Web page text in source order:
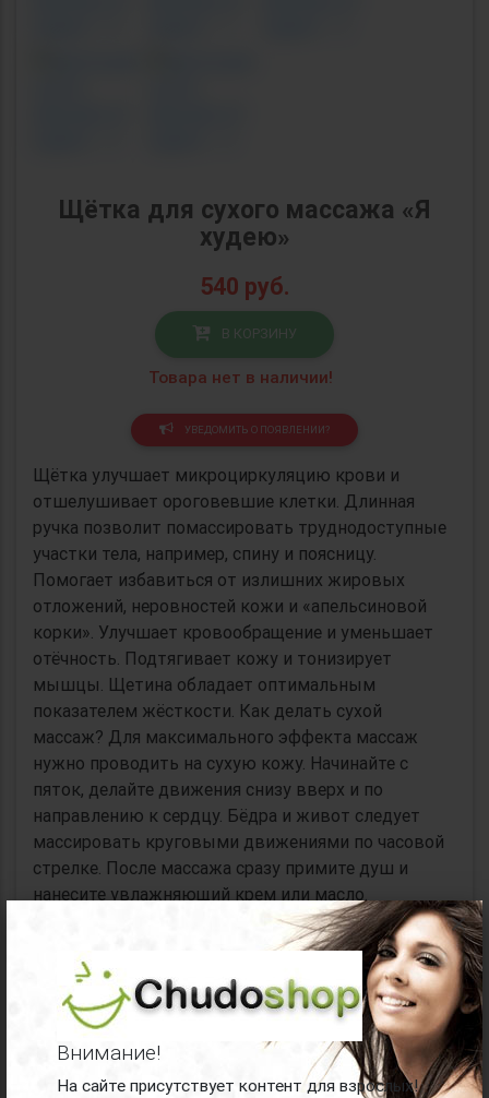
Внимание!
На сайте присутствует контент для взрослых!
×
Щётка для сухого массажа «Я
худею»
540 руб.
В КОРЗИНУ
Товара нет в наличии!
УВЕДОМИТЬ О ПОЯВЛЕНИИ?
Щётка улучшает микроциркуляцию крови и
отшелушивает ороговевшие клетки. Длинная
ручка позволит помассировать труднодоступные
участки тела, например, спину и поясницу.
Помогает избавиться от излишних жировых
отложений, неровностей кожи и «апельсиновой
корки». Улучшает кровообращение и уменьшает
отёчность. Подтягивает кожу и тонизирует
мышцы. Щетина обладает оптимальным
показателем жёсткости. Как делать сухой
массаж? Для максимального эффекта массаж
нужно проводить на сухую кожу. Начинайте с
пяток, делайте движения снизу вверх и по
направлению к сердцу. Бёдра и живот следует
массировать круговыми движениями по часовой
стрелке. После массажа сразу примите душ и
нанесите увлажняющий крем или масло.
Контролируйте силу нажатия на щётку. После
массажа может быть лёгкое покраснение. Если
есть болезненные ощущения, ослабьте давление на
щётку. Ширина - 7 см.
Материал:
Упаковка:прозрачный пакет